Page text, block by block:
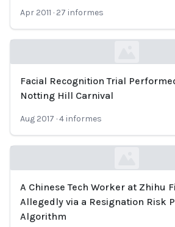
Apr 2011 · 27 informes
Loading...
Facial Recognition Trial
Notting Hill Carnival
Aug 2017 ·4 informes
Loading...
A Chinese Tech Worker at Zhihu
Allegedly via a Resignation Risk
Algorithm